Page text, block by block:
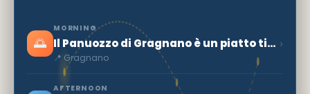
🌅
MORNING
Il Panuozzo di Gragnano è un piatto tipico della tradizione campana, anzi, per
📍 Gragnano
›
AFTERNOON